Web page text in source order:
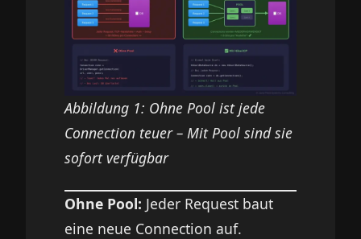
Abbildung 1: Ohne Pool ist jede
Connection teuer – Mit Pool sind sie
sofort verfügbar
Ohne Pool: Jeder Request baut
eine neue Connection auf.